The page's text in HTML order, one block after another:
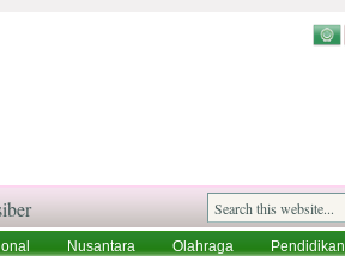
Nusantara Olahraga Pendidikan